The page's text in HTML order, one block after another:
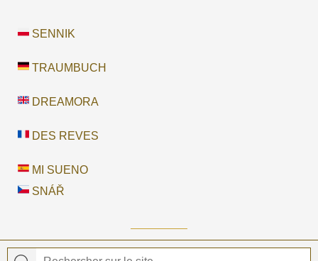
SENNIK
TRAUMBUCH
DREAMORA
DES REVES
MI SUENO
SNÁŘ